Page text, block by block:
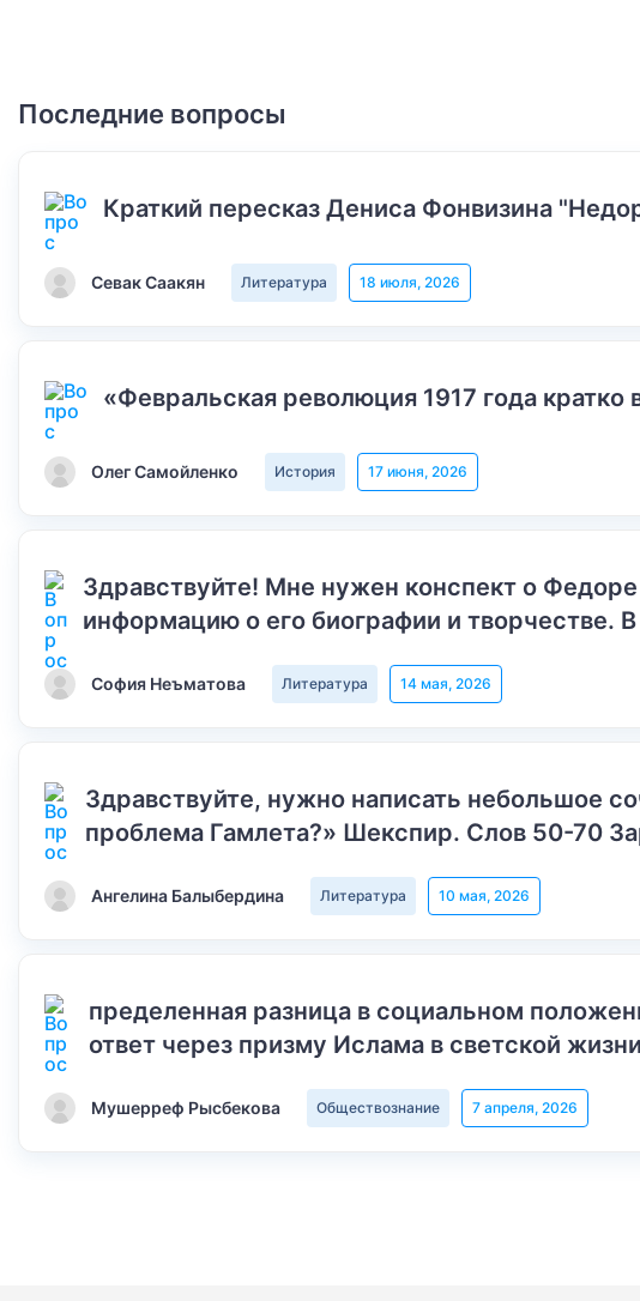
Последние вопросы
Краткий пересказ Дениса Фонвизина
Севак Саакян Литература 18 июля, 2026
«Февральская революция 1917 года кратко
Олег Самойленко История 17 июня, 2026
Здравствуйте! Мне нужен конспект о
информацию о его биографии и творчестве.
София Неъматова Литература 14 мая, 2026
Здравствуйте, нужно написать небольшое
проблема Гамлета?» Шекспир. Слов 50-70
Ангелина Балыбердина Литература 10 мая, 2026
пределенная разница в социальном
ответ через призму Ислама в светской жизни
Мушерреф Рысбекова Обществознание 7 апреля, 2026